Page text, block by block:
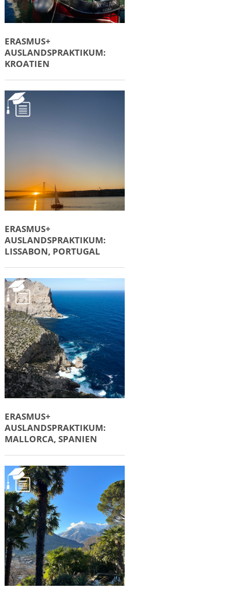
ERASMUS+
AUSLANDSPRAKTIKUM:
KROATIEN
ERASMUS+
AUSLANDSPRAKTIKUM:
LISSABON, PORTUGAL
ERASMUS+
AUSLANDSPRAKTIKUM:
MALLORCA, SPANIEN